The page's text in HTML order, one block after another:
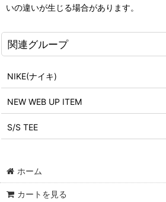
いの違いが生じる場合があります。
関連グループ
NIKE(ナイキ)
NEW WEB UP ITEM
S/S TEE
ホーム
カートを見る